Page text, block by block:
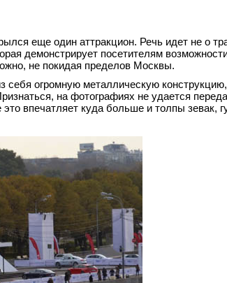
еще один аттракцион. Речь идет не о
демонстрирует посетителям
не покидая пределов Москвы.
себя огромную металлическую
на фотографиях не удается
впечатляет куда больше и толпы зевак,